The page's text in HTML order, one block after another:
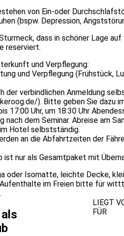
von Ein-oder
(bspw. Depression,
dass in schöner Lage
reserviert.
und Verpflegung:
und Verpflegung (Frühstück,
der verbindlichen Anmeldung
). Bitte geben Sie dazu
17:00 Uhr, um 18:30 Uhr
nach dem Seminar. Abreise am
Hotel selbstständig.
an die Abfahrtzeiten der
ist nur als Gesamtpaket mit
oder Isomatte, leichte Decke,
im Freien bitte für
LIEGT
FÜR